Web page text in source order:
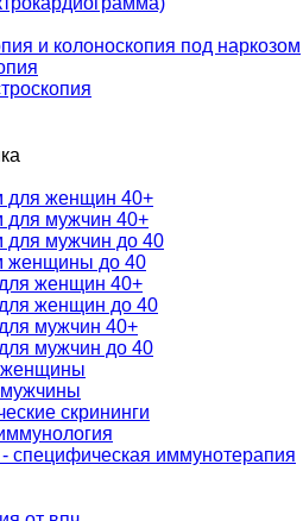
и колоноскопия под наркозом
для женщин 40+
для мужчин 40+
для мужчин до 40
женщины до 40
женщин 40+
женщин до 40
мужчин 40+
мужчин до 40
скрининги
специфическая иммунотерапия